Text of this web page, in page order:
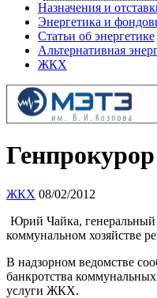
Назначения и
Энергетика и
Статьи об энергетике
Альтернативная
ЖКХ
ЖКХ 08/02/2012
Юрий Чайка, генеральный
коммунальном хозяйстве
В надзорном ведомстве
банкротства
услуги ЖКХ.